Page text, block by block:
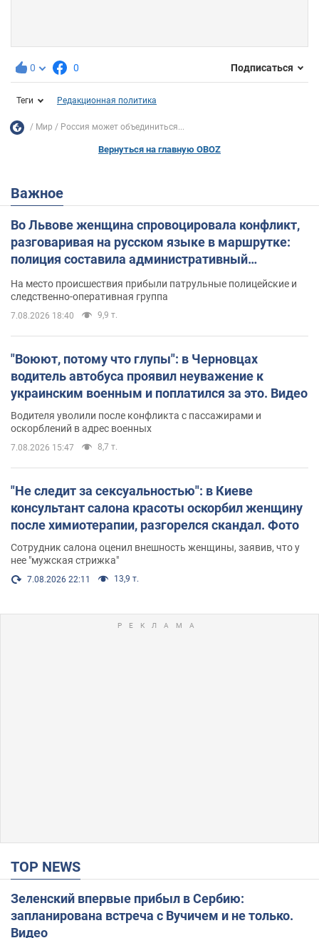
0 0 Подписаться
Теги Редакционная политика
Мир Россия может объединиться...
Вернуться на главную OBOZ
Важное
Во Львове женщина спровоцировала конфликт,
разговаривая на русском языке в маршрутке:
полиция составила административный
На место происшествия прибыли патрульные полицейские и
следственно-оперативная группа
7.08.2026 18:40 9,9 т.
"Воюют, потому что глупы": в Черновцах
водитель автобуса проявил неуважение к
украинским военным и поплатился за это. Видео
Водителя уволили после конфликта с пассажирами и
оскорблений в адрес военных
7.08.2026 15:47 8,7 т.
"Не следит за сексуальностью": в Киеве
консультант салона красоты оскорбил женщину
после химиотерапии, разгорелся скандал. Фото
Сотрудник салона оценил внешность женщины, заявив, что у
нее "мужская стрижка"
7.08.2026 22:11 13,9 т.
TOP NEWS
Зеленский впервые прибыл в Сербию:
запланирована встреча с Вучичем и не только.
Видео